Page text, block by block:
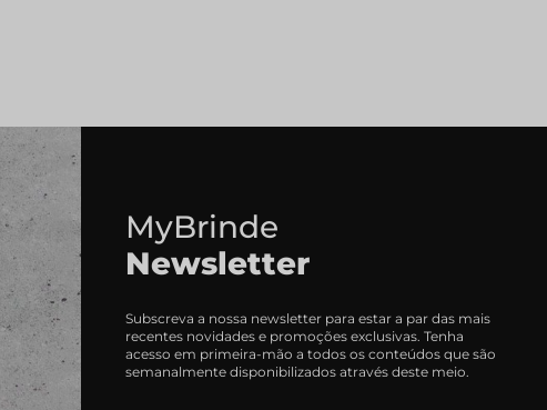
MyBrinde
Newsletter
Subscreva a nossa newsletter para estar a par das mais
recentes novidades e promoções exclusivas. Tenha
acesso em primeira-mão a todos os conteúdos que são
semanalmente disponibilizados através deste meio.